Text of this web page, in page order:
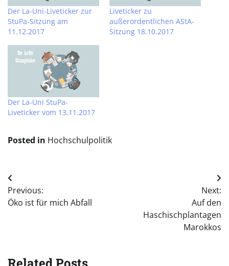
Der La-Uni-Liveticker zur
StuPa-Sitzung am
11.12.2017
Liveticker zu
außerordentlichen AStA-
Sitzung 18.10.2017
Der La-Uni StuPa-
Liveticker vom 13.11.2017
Posted in Hochschulpolitik
Beitragsnavigation
Previous:
Öko ist für mich Abfall
Next:
Auf den
Haschischplantagen
Marokkos